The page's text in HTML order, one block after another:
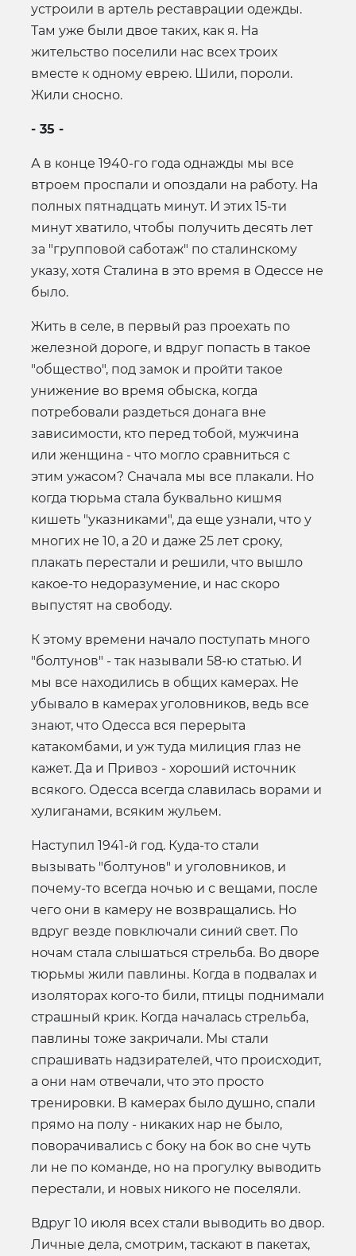
устроили в артель реставрации одежды.
Там уже были двое таких, как я. На
жительство поселили нас всех троих
вместе к одному еврею. Шили, пороли.
Жили сносно.
- 35 -
А в конце 1940-го года однажды мы все
втроем проспали и опоздали на работу. На
полных пятнадцать минут. И этих 15-ти
минут хватило, чтобы получить десять лет
за "групповой саботаж" по сталинскому
указу, хотя Сталина в это время в Одессе не
было.
Жить в селе, в первый раз проехать по
железной дороге, и вдруг попасть в такое
"общество", под замок и пройти такое
унижение во время обыска, когда
потребовали раздеться донага вне
зависимости, кто перед тобой, мужчина
или женщина - что могло сравниться с
этим ужасом? Сначала мы все плакали. Но
когда тюрьма стала буквально кишмя
кишеть "указниками", да еще узнали, что у
многих не 10, а 20 и даже 25 лет сроку,
плакать перестали и решили, что вышло
какое-то недоразумение, и нас скоро
выпустят на свободу.
К этому времени начало поступать много
"болтунов" - так называли 58-ю статью. И
мы все находились в общих камерах. Не
убывало в камерах уголовников, ведь все
знают, что Одесса вся перерыта
катакомбами, и уж туда милиция глаз не
кажет. Да и Привоз - хороший источник
всякого. Одесса всегда славилась ворами и
хулиганами, всяким жульем.
Наступил 1941-й год. Куда-то стали
вызывать "болтунов" и уголовников, и
почему-то всегда ночью и с вещами, после
чего они в камеру не возвращались. Но
вдруг везде повключали синий свет. По
ночам стала слышаться стрельба. Во дворе
тюрьмы жили павлины. Когда в подвалах и
изоляторах кого-то били, птицы поднимали
страшный крик. Когда началась стрельба,
павлины тоже закричали. Мы стали
спрашивать надзирателей, что происходит,
а они нам отвечали, что это просто
тренировки. В камерах было душно, спали
прямо на полу - никаких нар не было,
поворачивались с боку на бок во сне чуть
ли не по команде, но на прогулку выводить
перестали, и новых никого не поселяли.
Вдруг 10 июля всех стали выводить во двор.
Личные дела, смотрим, таскают в пакетах,